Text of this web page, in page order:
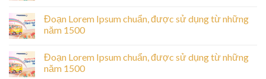
Đoạn Lorem Ipsum chuẩn, được sử dụng từ những
năm 1500
Đoạn Lorem Ipsum chuẩn, được sử dụng từ những
năm 1500